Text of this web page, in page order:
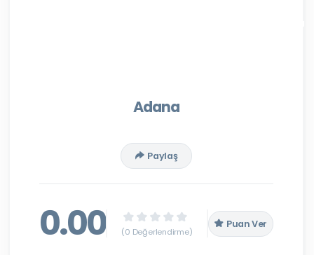
Adana
Paylaş
0.00 (0 Değerlendirme)
Puan Ver